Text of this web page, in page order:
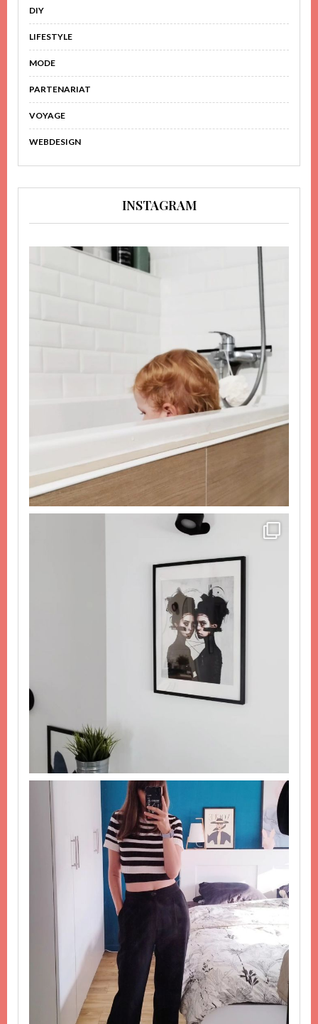
DIY
LIFESTYLE
MODE
PARTENARIAT
VOYAGE
WEBDESIGN
INSTAGRAM